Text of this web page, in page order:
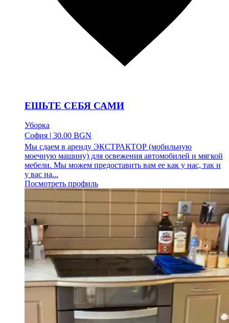
ЕШЬТЕ СЕБЯ САМИ
Уборка
София | 30.00 BGN
Мы сдаем в аренду ЭКСТРАКТОР (мобильную
моечную машину) для освежения автомобилей и мягкой
мебели. Мы можем предоставить вам ее как у нас, так и
у вас на...
Посмотреть профиль